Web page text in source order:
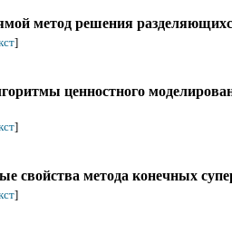
метод решения
]
ценностного
]
свойства метода конечных
]